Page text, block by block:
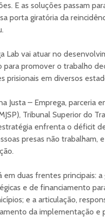
E as soluções passam
porta giratória da
Lab vai atuar no
promover o trabalho
prisionais em diversos
Justa – Emprega, parceria
Tribunal Superior do
enfrenta o déficit
presas não trabalham,
duas frentes principais: a
e de financiamento
e a articulação,
da implementação e